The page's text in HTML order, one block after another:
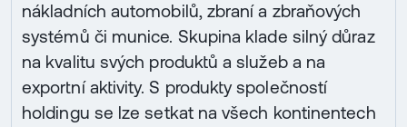
nákladních automobilů, zbraní a zbraňových
systémů či munice. Skupina klade silný důraz
na kvalitu svých produktů a služeb a na
exportní aktivity. S produkty společností
holdingu se lze setkat na všech kontinentech